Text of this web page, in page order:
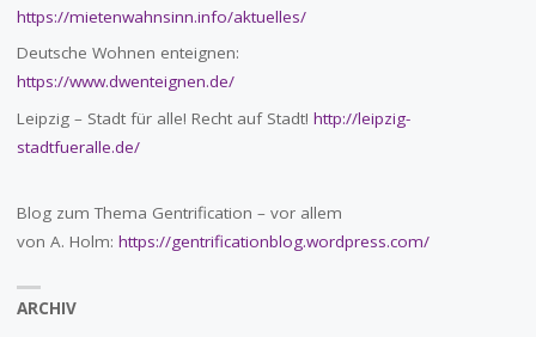
https://mietenwahnsinn.info/aktuelles/
Deutsche Wohnen enteignen:
https://www.dwenteignen.de/
Leipzig – Stadt für alle! Recht auf Stadt! http://leipzig-
stadtfueralle.de/
Blog zum Thema Gentrification – vor allem
von A. Holm: https://gentrificationblog.wordpress.com/
ARCHIV